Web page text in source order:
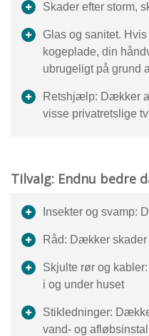
Skader efter storm,
Glas og sanitet.
kogeplade, din
ubrugeligt på grund
Retshjælp: Dækker
visse privatretslige
Tilvalg: Endnu bedre
Insekter og svamp:
Råd: Dækker
Skjulte rør og
i og under huset
Stikledninger:
vand- og